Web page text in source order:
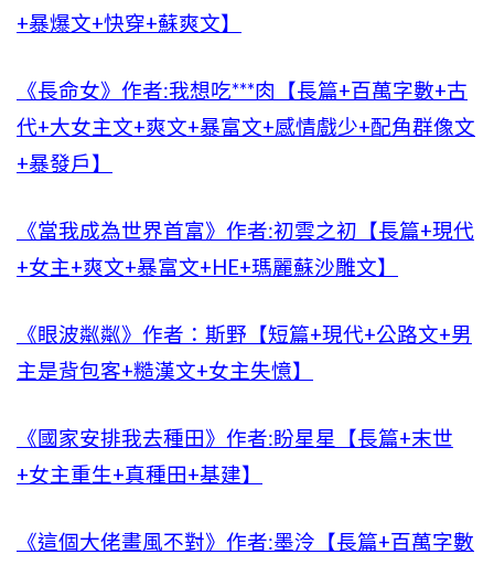
+暴爆文+快穿+蘇爽文】
《長命女》作者:我想吃***肉【長篇+百萬字數+古
代+大女主文+爽文+暴富文+感情戲少+配角群像文
+暴發戶】
《當我成為世界首富》作者:初雲之初【長篇+現代
+女主+爽文+暴富文+HE+瑪麗蘇沙雕文】
《眼波粼粼》作者：斯野【短篇+現代+公路文+男
主是背包客+糙漢文+女主失憶】
《國家安排我去種田》作者:盼星星【長篇+末世
+女主重生+真種田+基建】
《這個大佬畫風不對》作者:墨泠【長篇+百萬字數